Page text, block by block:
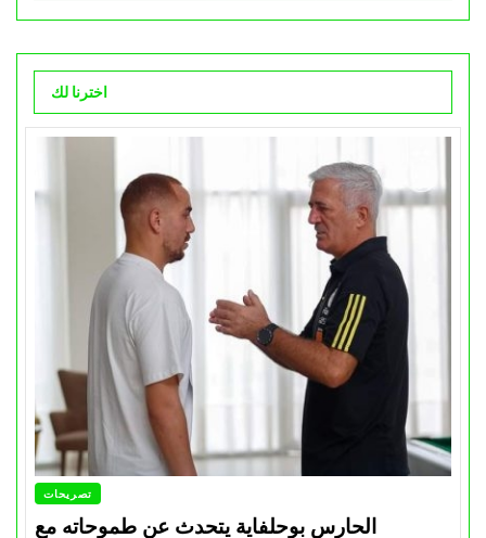
اخترنا لك
تصريحات
الحارس بوحلفاية يتحدث عن طموحاته مع